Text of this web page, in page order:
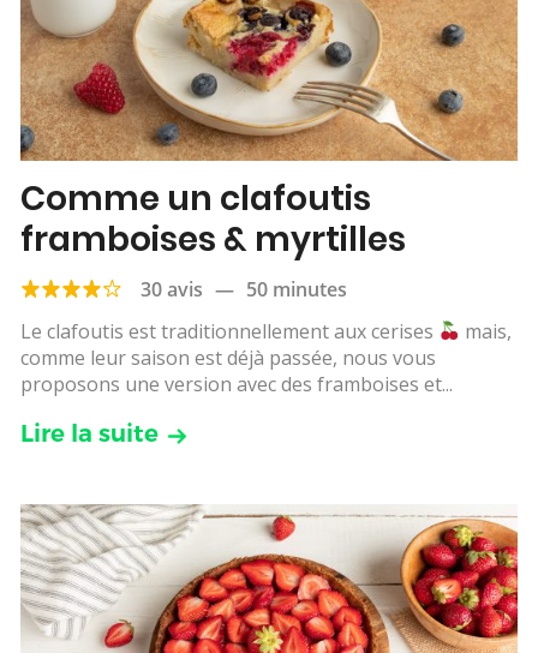
Comme un clafoutis
framboises & myrtilles
30 avis — 50 minutes
Le clafoutis est traditionnellement aux cerises
mais,
comme leur saison est déjà passée, nous vous
proposons une version avec des framboises et...
Lire la suite